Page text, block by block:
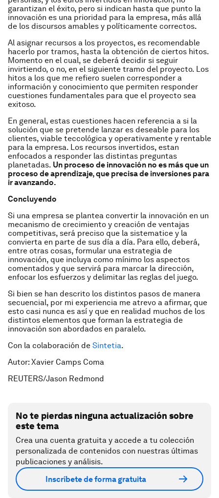
garantizan el éxito, pero si indican hasta que punto la
innovación es una prioridad para la empresa, más allá
de los discursos amables y políticamente correctos.
Al asignar recursos a los proyectos, es recomendable
hacerlo por tramos, hasta la obtención de ciertos hitos.
Momento en el cual, se deberá decidir si seguir
invirtiendo, o no, en el siguiente tramo del proyecto. Los
hitos a los que me refiero suelen corresponder a
información y conocimiento que permiten responder
cuestiones fundamentales para que el proyecto sea
exitoso.
En general, estas cuestiones hacen referencia a si la
solución que se pretende lanzar es deseable para los
clientes, viable teccológica y operativamente y rentable
para la empresa. Los recursos invertidos, estan
enfocados a responder las distintas preguntas
planetadas. Un proceso de innovación no es más que un
proceso de aprendizaje, que precisa de inversiones para
ir avanzando.
Concluyendo
Si una empresa se plantea convertir la innovación en un
mecanismo de crecimiento y creación de ventajas
competitivas, será preciso que la sistematice y la
convierta en parte de sus día a día. Para ello, deberá,
entre otras cosas, formular una estrategia de
innovación, que incluya como mínimo los aspectos
comentados y que servirá para marcar la dirección,
enfocar los esfuerzos y delimitar las reglas del juego.
Si bien se han descrito los distintos pasos de manera
secuencial, por mi experiencia me atrevo a afirmar, que
esto casi nunca es así y que en realidad muchos de los
distintos elementos que forman la estrategia de
innovación son abordados en paralelo.
Con la colaboración de Sintetia.
Autor: Xavier Camps Coma
REUTERS/Jason Redmond
No te pierdas ninguna actualización sobre
este tema
Crea una cuenta gratuita y accede a tu colección
personalizada de contenidos con nuestras últimas
publicaciones y análisis.
Inscríbete de forma gratuita